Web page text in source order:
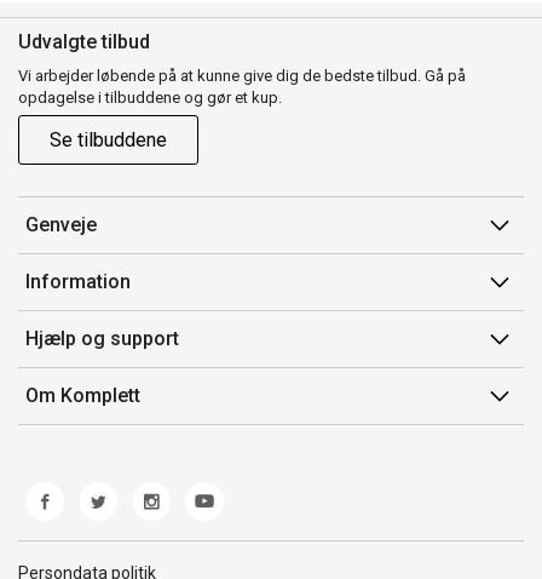
Udvalgte tilbud
Vi arbejder løbende på at kunne give dig de bedste tilbud. Gå på
opdagelse i tilbuddene og gør et kup.
Se tilbuddene
Genveje
Min side
Ordrehistorik
Gavekort
Information
Salgsbetingelser
Mærker/producent
Fortrydelsesret
Hjælp og support
Kontakt os
Kundeservice
Fejl/Mangler
Fragt og levering
Om Komplett
Persondata politik